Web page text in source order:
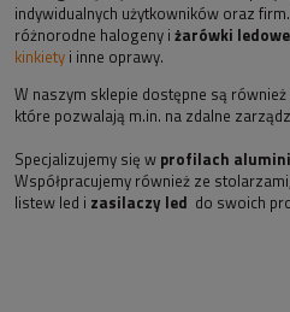
indywidualnych użytkowników oraz
różnorodne halogeny i żarówki ledowe
kinkiety i inne oprawy.
W naszym sklepie dostępne są
które pozwalają m.in. na zdalne
Specjalizujemy się w profilach
Współpracujemy również ze
listew led i zasilaczy led do swoich